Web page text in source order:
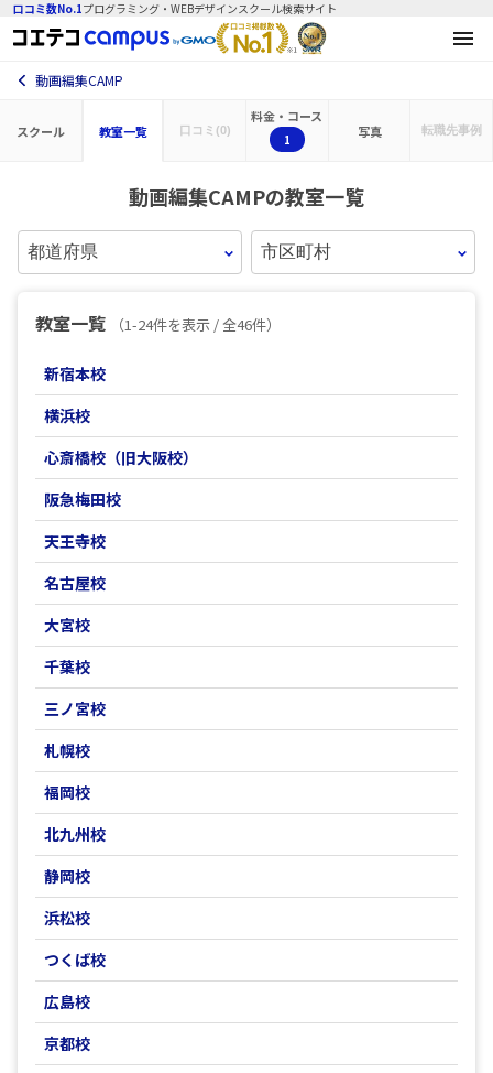
口コミ数No.1プログラミング・WEBデザインスクール検索サイト
動画編集CAMP
スクール 教室一覧 口コミ(0)
料金・コース
1 写真 転職先事例
動画編集CAMPの教室一覧
都道府県を選択 市区町村を選択
教室一覧 （1-24件を表示 / 全46件）
新宿本校
横浜校
心斎橋校（旧大阪校）
阪急梅田校
天王寺校
名古屋校
大宮校
千葉校
三ノ宮校
札幌校
福岡校
北九州校
静岡校
浜松校
つくば校
広島校
京都校